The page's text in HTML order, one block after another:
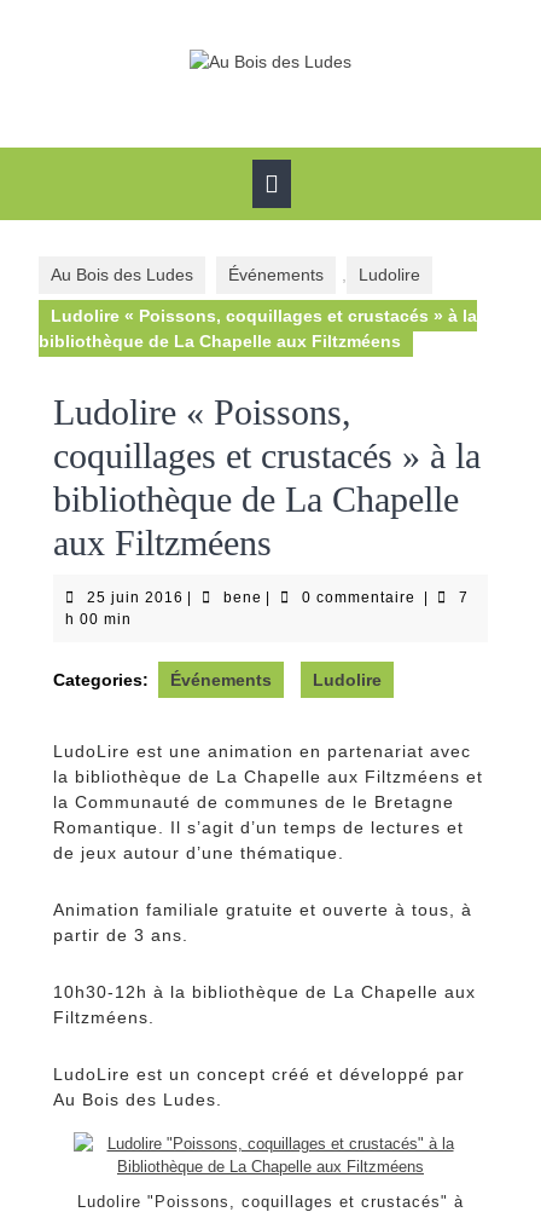
Au Bois des Ludes Événements Ludolire
Ludolire « Poissons, coquillages et crustacés » à la
bibliothèque de La Chapelle aux Filtzméens
Ludolire « Poissons,
coquillages et crustacés » à la
bibliothèque de La Chapelle
aux Filtzméens
25 juin 2016 25
| bene bene
| 0 commentaire |
7
h 00 min
Categories: Événements Ludolire
LudoLire est une animation en partenariat avec
la bibliothèque de La Chapelle aux Filtzméens et
la Communauté de communes de le Bretagne
Romantique. Il s’agit d’un temps de lectures et
de jeux autour d’une thématique.
Animation familiale gratuite et ouverte à tous, à
partir de 3 ans.
10h30-12h à la bibliothèque de La Chapelle aux
Filtzméens.
LudoLire est un concept créé et développé par
Au Bois des Ludes.
Ludolire "Poissons, coquillages et crustacés" à